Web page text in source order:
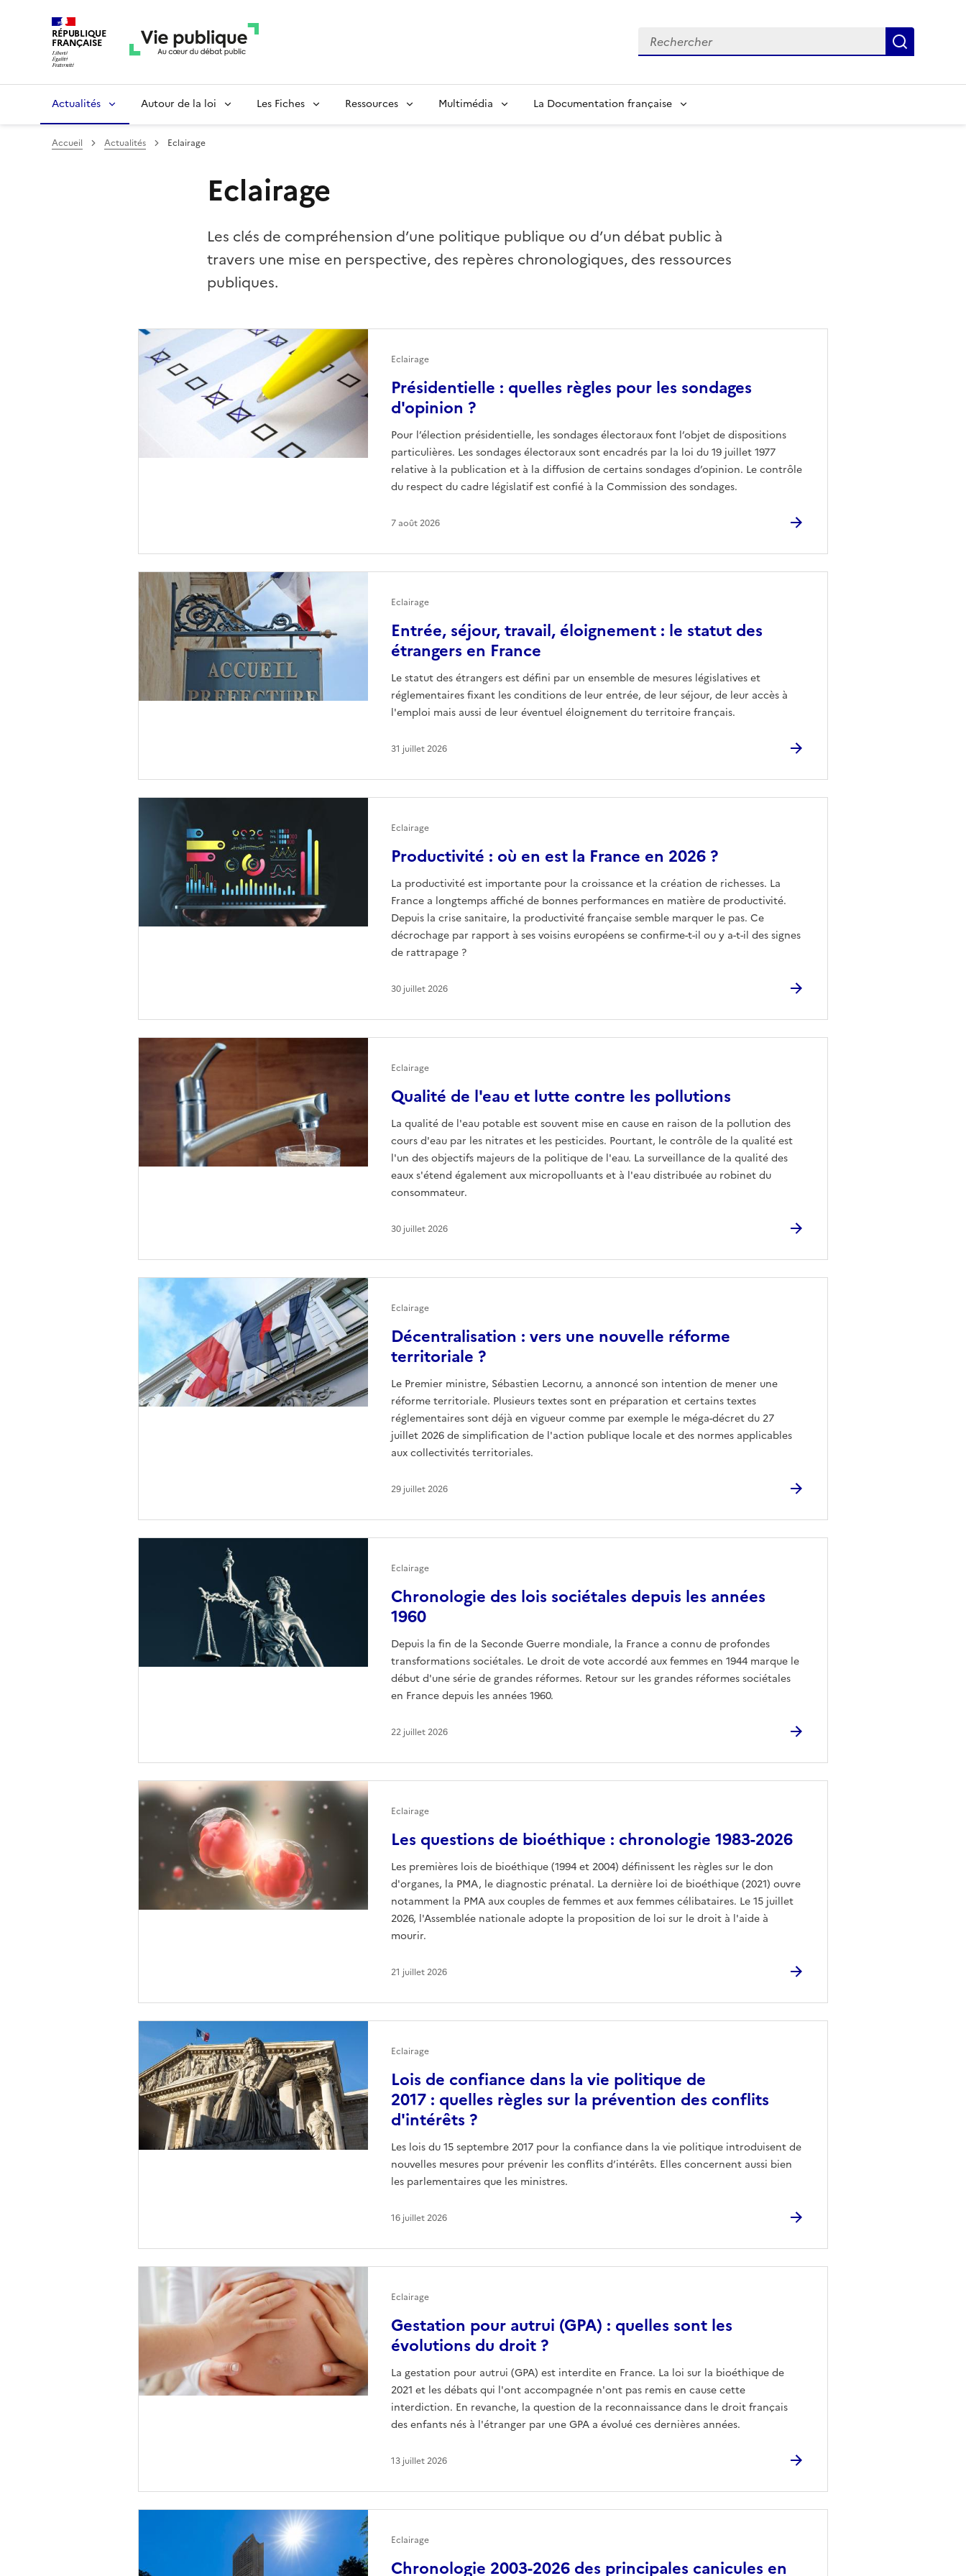
RÉPUBLIQUE
FRANÇAISE Recherche
Actualités Autour de la loi Les Fiches Ressources Multimédia La Documentation française
Accueil Actualités Eclairage
Eclairage
Les clés de compréhension d’une politique publique ou d’un débat public à
travers une mise en perspective, des repères chronologiques, des ressources
publiques.
Présidentielle : quelles règles pour les sondages
d'opinion ?
Pour l’élection présidentielle, les sondages électoraux font l’objet de dispositions
particulières. Les sondages électoraux sont encadrés par la loi du 19 juillet 1977
relative à la publication et à la diffusion de certains sondages d’opinion. Le contrôle
du respect du cadre législatif est confié à la Commission des sondages.
Eclairage
7 août 2026
Entrée, séjour, travail, éloignement : le statut des
étrangers en France
Le statut des étrangers est défini par un ensemble de mesures législatives et
réglementaires fixant les conditions de leur entrée, de leur séjour, de leur accès à
l'emploi mais aussi de leur éventuel éloignement du territoire français.
Eclairage
31 juillet 2026
Productivité : où en est la France en 2026 ?
La productivité est importante pour la croissance et la création de richesses. La
France a longtemps affiché de bonnes performances en matière de productivité.
Depuis la crise sanitaire, la productivité française semble marquer le pas. Ce
décrochage par rapport à ses voisins européens se confirme-t-il ou y a-t-il des signes
de rattrapage ?
Eclairage
30 juillet 2026
Qualité de l'eau et lutte contre les pollutions
La qualité de l'eau potable est souvent mise en cause en raison de la pollution des
cours d'eau par les nitrates et les pesticides. Pourtant, le contrôle de la qualité est
l'un des objectifs majeurs de la politique de l'eau. La surveillance de la qualité des
eaux s'étend également aux micropolluants et à l'eau distribuée au robinet du
consommateur.
Eclairage
30 juillet 2026
Décentralisation : vers une nouvelle réforme
territoriale ?
Le Premier ministre, Sébastien Lecornu, a annoncé son intention de mener une
réforme territoriale. Plusieurs textes sont en préparation et certains textes
réglementaires sont déjà en vigueur comme par exemple le méga-décret du 27
juillet 2026 de simplification de l'action publique locale et des normes applicables
aux collectivités territoriales.
Eclairage
29 juillet 2026
Chronologie des lois sociétales depuis les années
1960
Depuis la fin de la Seconde Guerre mondiale, la France a connu de profondes
transformations sociétales. Le droit de vote accordé aux femmes en 1944 marque le
début d'une série de grandes réformes. Retour sur les grandes réformes sociétales
en France depuis les années 1960.
Eclairage
22 juillet 2026
Les questions de bioéthique : chronologie 1983-2026
Les premières lois de bioéthique (1994 et 2004) définissent les règles sur le don
d'organes, la PMA, le diagnostic prénatal. La dernière loi de bioéthique (2021) ouvre
notamment la PMA aux couples de femmes et aux femmes célibataires. Le 15 juillet
2026, l'Assemblée nationale adopte la proposition de loi sur le droit à l'aide à
mourir.
Eclairage
21 juillet 2026
Lois de confiance dans la vie politique de
2017 : quelles règles sur la prévention des conflits
d'intérêts ?
Les lois du 15 septembre 2017 pour la confiance dans la vie politique introduisent de
nouvelles mesures pour prévenir les conflits d’intérêts. Elles concernent aussi bien
les parlementaires que les ministres.
Eclairage
16 juillet 2026
Gestation pour autrui (GPA) : quelles sont les
évolutions du droit ?
La gestation pour autrui (GPA) est interdite en France. La loi sur la bioéthique de
2021 et les débats qui l'ont accompagnée n'ont pas remis en cause cette
interdiction. En revanche, la question de la reconnaissance dans le droit français
des enfants nés à l'étranger par une GPA a évolué ces dernières années.
Eclairage
13 juillet 2026
Chronologie 2003-2026 des principales canicules en
Eclairage